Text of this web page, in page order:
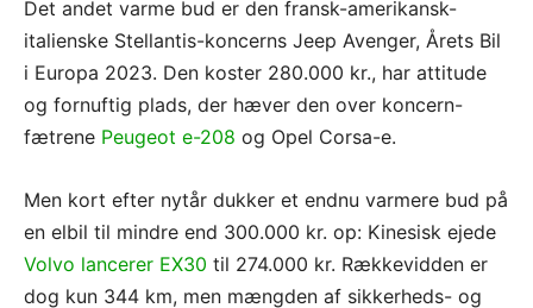
Det andet varme bud er den fransk-amerikansk-
italienske Stellantis-koncerns Jeep Avenger, Årets Bil
i Europa 2023. Den koster 280.000 kr., har attitude
og fornuftig plads, der hæver den over koncern-
fætrene Peugeot e-208 og Opel Corsa-e.
Men kort efter nytår dukker et endnu varmere bud på
en elbil til mindre end 300.000 kr. op: Kinesisk ejede
Volvo lancerer EX30 til 274.000 kr. Rækkevidden er
dog kun 344 km, men mængden af sikkerheds- og